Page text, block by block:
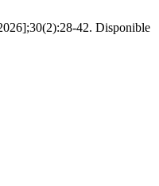
42. Disponible